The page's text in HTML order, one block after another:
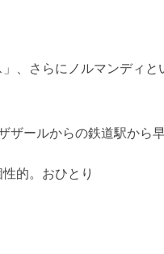
、さらにノルマンディ
ールからの鉄道駅から
的。おひとり